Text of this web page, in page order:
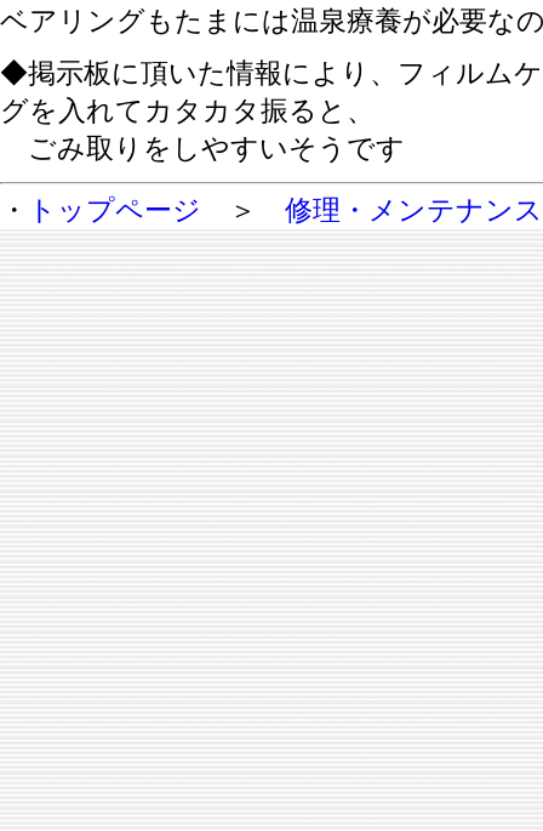
ベアリングもたまには温泉療養が必要な
◆掲示板に頂いた情報により、フィルム
グを入れてカタカタ振ると、
ごみ取りをしやすいそうです
・
トップページ ＞ 修理・メンテナン